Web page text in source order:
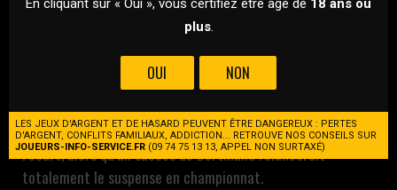
LE BORUSSIA DORTMUND QUI ACCUEILLE LE BAYERN MUNICH
Un Klassiker décisif dans la course au titre : le Bayern est
leader avec 60 points, tandis que le BVB est 2e avec 52
unités. Une victoire bavaroise permettrait de creuser
l’écart, alors qu’un succès de Dortmund relancerait
totalement le suspense en championnat.
En cliquant sur « Oui », vous certifiez être âgé de 18 ans ou
plus.
OUI NON
LES JEUX D'ARGENT ET DE HASARD PEUVENT ÊTRE DANGEREUX : PERTES
D'ARGENT, CONFLITS FAMILIAUX, ADDICTION... RETROUVE NOS CONSEILS SUR
JOUEURS-INFO-SERVICE.FR (09 74 75 13 13, APPEL NON SURTAXÉ)